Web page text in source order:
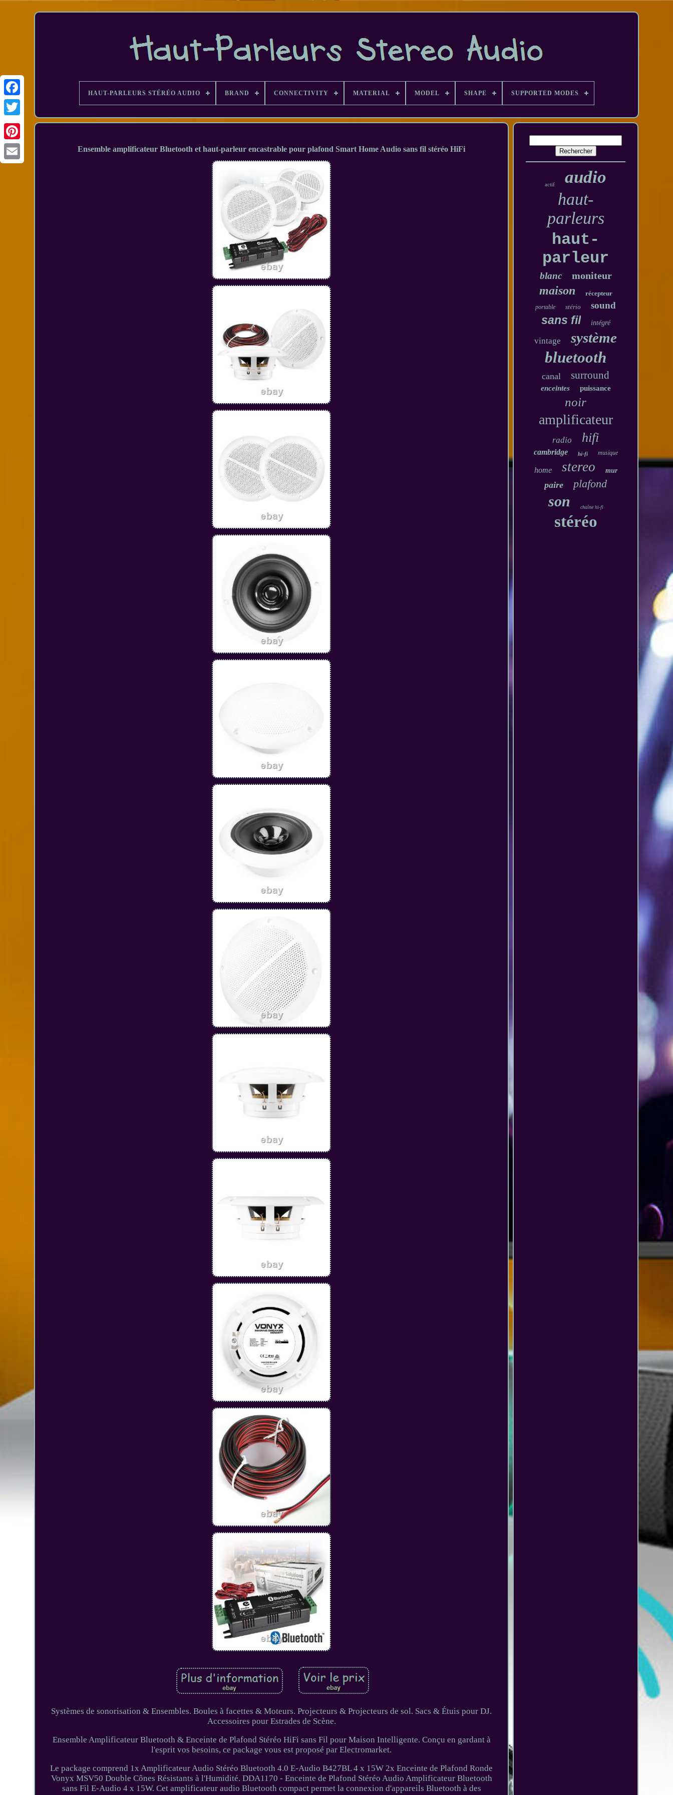
Facebook
HAUT-PARLEURS STÉRÉO AUDIO BRAND CONNECTIVITY MATERIAL MODEL SHAPE SUPPORTED MODES
Ensemble amplificateur Bluetooth et haut-parleur encastrable pour plafond Smart Home Audio sans fil stéréo HiFi
Systèmes de sonorisation & Ensembles. Boules à facettes & Moteurs. Projecteurs & Projecteurs de sol. Sacs & Étuis pour DJ.
Accessoires pour Estrades de Scène.
Ensemble Amplificateur Bluetooth & Enceinte de Plafond Stéréo HiFi sans Fil pour Maison Intelligente. Conçu en gardant à
l'esprit vos besoins, ce package vous est proposé par Electromarket.
Le package comprend 1x Amplificateur Audio Stéréo Bluetooth 4.0 E-Audio B427BL 4 x 15W 2x Enceinte de Plafond Ronde
Vonyx MSV50 Double Cônes Résistants à l'Humidité. DDA1170 - Enceinte de Plafond Stéréo Audio Amplificateur Bluetooth
sans Fil E-Audio 4 x 15W. Cet amplificateur audio Bluetooth compact permet la connexion d'appareils Bluetooth à des
actif audio
haut-
parleurs
haut-
parleur
blanc moniteur
maison récepteur
portable stério sound
sans fil intégré
vintage système
bluetooth
canal surround
enceintes puissance
noir
amplificateur
radio hifi
cambridge hi-fi musique
home stereo mur
paire plafond
son chaîne hi-fi
stéréo